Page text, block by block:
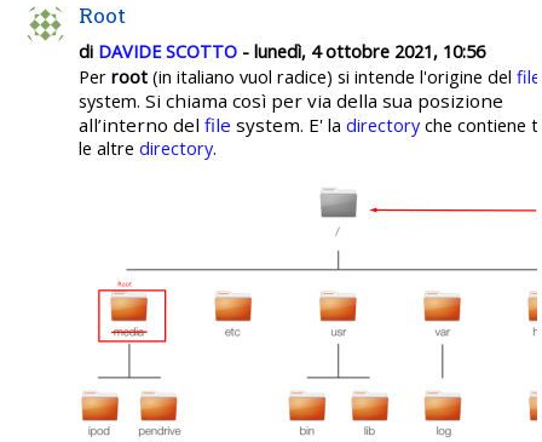
Root
di DAVIDE SCOTTO - lunedì, 4 ottobre 2021, 10:56
Perroot (in italiano vuol radice) si intende l'origine delfile
system.Si chiama così per via della sua posizione
all’interno delfile system. E'ladirectory che contiene
le altredirectory.